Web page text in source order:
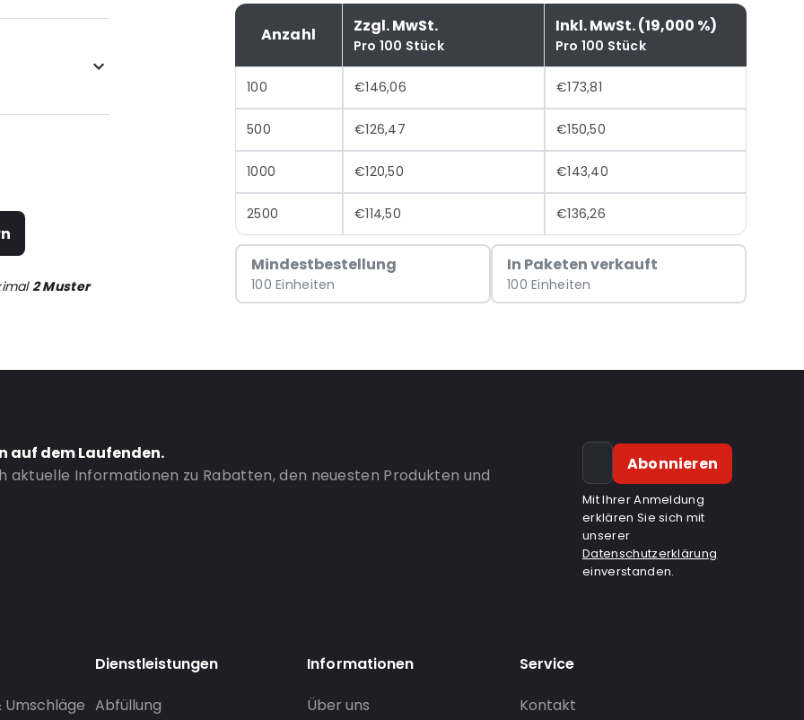
Anzahl Zzgl. MwSt.
Pro 100 Stück
Inkl. MwSt. (19,000 %)
Pro 100 Stück
100 €146,06 €173,81
500 €126,47 €150,50
1000 €120,50 €143,40
2500 €114,50 €136,26
Mindestbestellung
100 Einheiten
In Paketen verkauft
100 Einheiten
2 Muster
auf dem Laufenden.
aktuelle Informationen zu Rabatten, den neuesten Produkten und
Abonnieren
Mit Ihrer Anmeldung
erklären Sie sich mit
unserer
Datenschutzerklärung
einverstanden.
Dienstleistungen
Abfüllung
Informationen
Über uns
Service
Kontakt